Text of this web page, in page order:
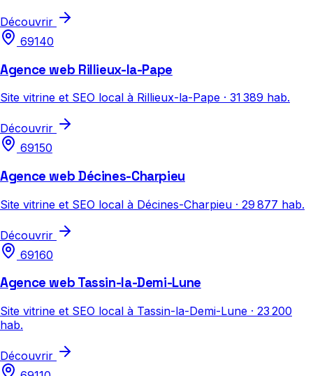
Découvrir
69140
Agence web Rillieux-la-Pape
Site vitrine et SEO local à Rillieux-la-Pape · 31 389 hab.
Découvrir
69150
Agence web Décines-Charpieu
Site vitrine et SEO local à Décines-Charpieu · 29 877 hab.
Découvrir
69160
Agence web Tassin-la-Demi-Lune
Site vitrine et SEO local à Tassin-la-Demi-Lune · 23 200
hab.
Découvrir